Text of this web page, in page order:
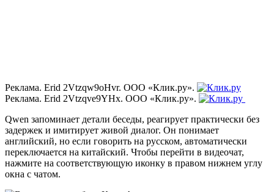
Реклама. Erid 2Vtzqw9oHvr. ООО «Клик.ру».
Реклама. Erid 2Vtzqve9YHx. ООО «Клик.ру».
Qwen запоминает детали беседы, реагирует практически без
задержек и имитирует живой диалог. Он понимает
английский, но если говорить на русском, автоматически
переключается на китайский. Чтобы перейти в видеочат,
нажмите на соответствующую иконку в правом нижнем углу
окна с чатом.